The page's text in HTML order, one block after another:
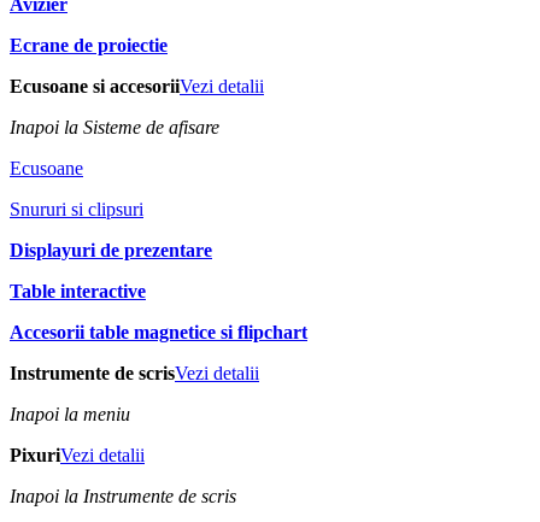
Avizier
Ecrane de proiectie
Ecusoane si accesoriiVezi detalii
Inapoi la Sisteme de afisare
Ecusoane
Snururi si clipsuri
Displayuri de prezentare
Table interactive
Accesorii table magnetice si flipchart
Instrumente de scrisVezi detalii
Inapoi la meniu
PixuriVezi detalii
Inapoi la Instrumente de scris